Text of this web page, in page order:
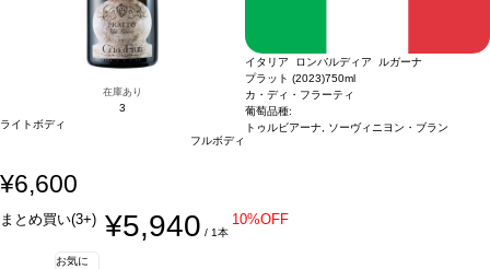
在庫あり
3
ライトボディ
フルボディ
イタリア ロンバルディア ルガーナ
プラット (2023)750ml
カ・ディ・フラーティ
葡萄品種:
トゥルビアーナ, ソーヴィニヨン・ブラン
¥6,600
まとめ買い(3+) ¥5,940 / 1本
10%OFF
お気に